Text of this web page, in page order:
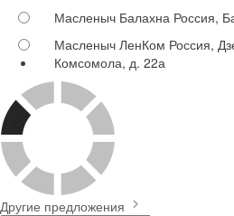
Масленыч Балахна Россия,
Масленыч ЛенКом Россия,
Комсомола, д. 22а
Другие предложения